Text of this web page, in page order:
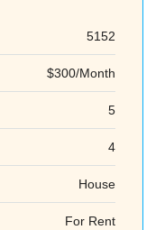
5152
$300/Month
5
4
House
For Rent